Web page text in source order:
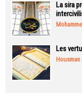
La sira
Les
Housman